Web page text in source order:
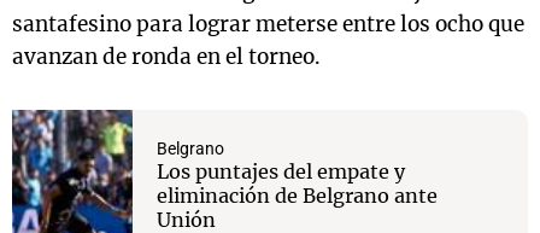
santafesino para lograr meterse entre los ocho que
avanzan de ronda en el torneo.
Belgrano
Los puntajes del empate y
eliminación de Belgrano ante
Unión